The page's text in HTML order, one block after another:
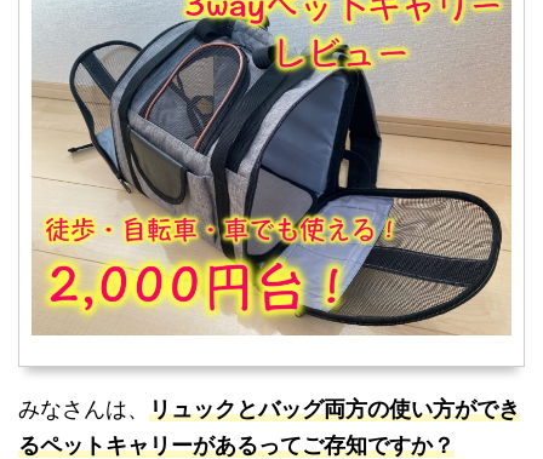
みなさんは、 リュックとバッグ両方の使い方ができ
るペットキャリーがあるってご存知ですか？